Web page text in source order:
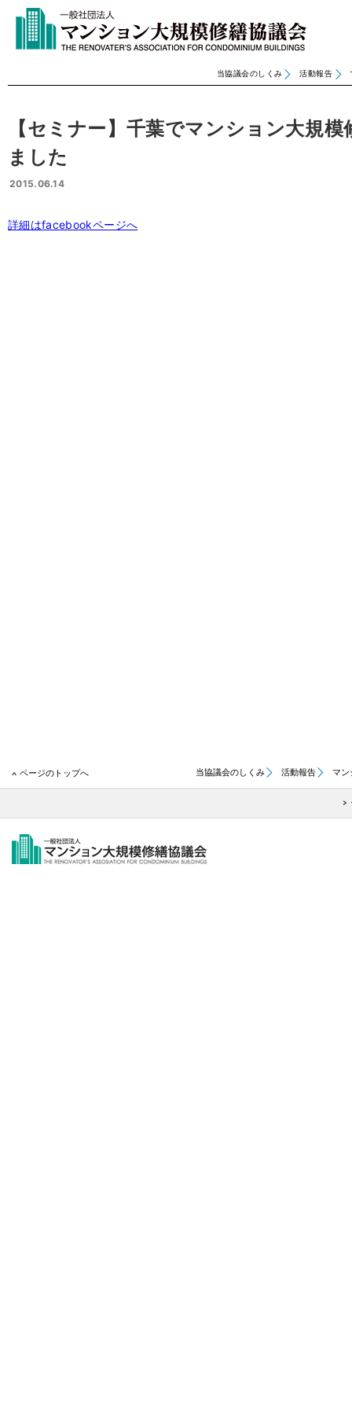
当協議会のしくみ 活動報告
【セミナー】千葉でマンション大規
ました
2015.06.14
詳細はfacebookページへ
ページのトップへ 当協議会のしくみ 活動報告 マン